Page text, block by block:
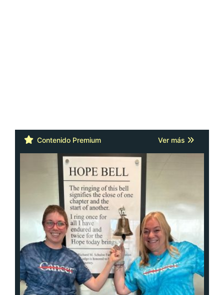
Contenido Premium Ver más